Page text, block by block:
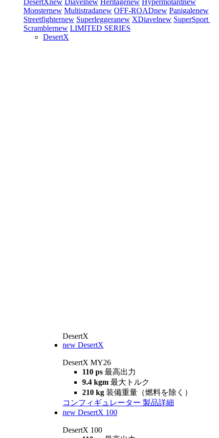
DesertXnew Diavelnew Heritagenew Hypermotardnew
Monsternew Multistradanew OFF-ROADnew Panigalenew
Streetfighternew Superleggeranew XDiavelnew SuperSport
Scramblernew LIMITED SERIES
DesertX
DesertX
new DesertX
DesertX MY26
110 ps 最高出力
9.4 kgm 最大トルク
210 kg 装備重量（燃料を除く）
コンフィギュレーター 製品詳細
new DesertX 100
DesertX 100